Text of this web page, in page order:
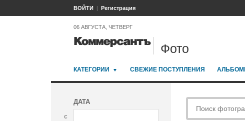
ВОЙТИ Регистрация
06 АВГУСТА, ЧЕТВЕРГ
Фото
КАТЕГОРИИ СВЕЖИЕ ПОСТУПЛЕНИЯ
ДАТА
с